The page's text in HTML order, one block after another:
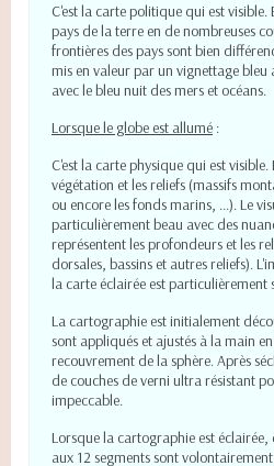
C'est la cartepolitique qui est visible.
pays de la terre en de nombreuses
frontières des pays sont bien
mis en valeur par un vignettage
avec le bleu nuit des mers et océans.
Lorsque le globe est allumé :
C'est la cartephysique qui est
végétation et les reliefs (massifs
ou encore les fonds marins, ...). Le
particulièrement beau avec des
représentent les profondeurs et les
dorsales, bassins et autres reliefs).
la carte éclairée est particulièrement
La cartographie est initialement
sont appliqués et ajustés à la main
recouvrement de la sphère. Après
de couches de verni ultra résistant
impeccable.
Lorsque la cartographie est
aux 12 segments sont